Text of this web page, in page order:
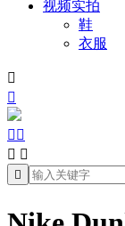
视频实拍
鞋
衣服


 
 
